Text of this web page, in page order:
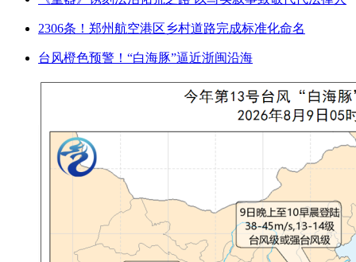
2306条！郑州航空港区乡村道路完成标准化命名
台风橙色预警！“白海豚”逼近浙闽沿海